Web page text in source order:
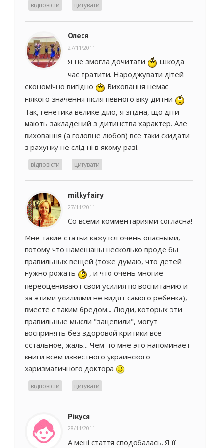
відповісти цитувати
Олеся
27/11/2011
Я не змогла дочитати
Шкода
час тратити. Народжувати дітей
економічно вигідно
Виховання немає
ніякого значення після певного віку дитни
Так, генетика велике діло, я згідна, що діти
мають закладений з дитинства характер. Але
виховання (а головне любов) все таки скидати
з рахунку не слід ні в якому разі.
відповісти цитувати
milkyfairy
27/11/2011
Со всеми комментариями согласна!
Мне такие статьи кажутся очень опасными,
потому что намешаны несколько вроде бы
правильных вещей (тоже думаю, что детей
нужно рожать
, и что очень многие
переоценивают свои усилия по воспитанию и
за этими усилиями не видят самого ребенка),
вместе с таким бредом... Люди, которых эти
правильные мысли "зацепили", могут
воспринять без здоровой критики все
остальное, жаль... Чем-то мне это напоминает
книги всем известного украинского
харизматичного доктора
відповісти цитувати
Рікуся
28/11/2011
А мені стаття сподобалась. Я її